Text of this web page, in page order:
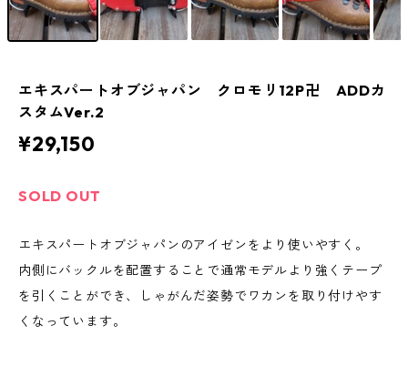
エキスパートオブジャパン クロモリ12P卍 ADDカ
スタムVer.2
¥29,150
SOLD OUT
エキスパートオブジャパンのアイゼンをより使いやすく。
内側にバックルを配置することで通常モデルより強くテープ
を引くことができ、しゃがんだ姿勢でワカンを取り付けやす
くなっています。